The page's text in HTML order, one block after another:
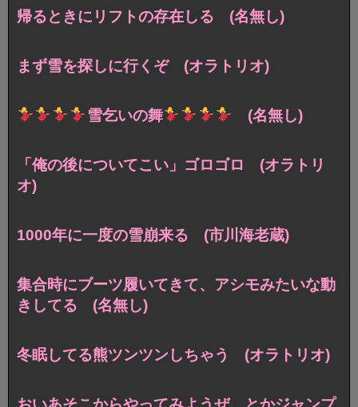
帰るときにリフトの存在しる (名無し)
まず雪を探しに行くぞ (オラトリオ)
雪乞いの舞 (名無し)
「俺の後についてこい」ゴロゴロ (オラトリ
オ)
1000年に一度の雪崩来る (市川海老蔵)
集合時にブーツ履いてきて、アシモみたいな動
きしてる (名無し)
冬眠してる熊ツンツンしちゃう (オラトリオ)